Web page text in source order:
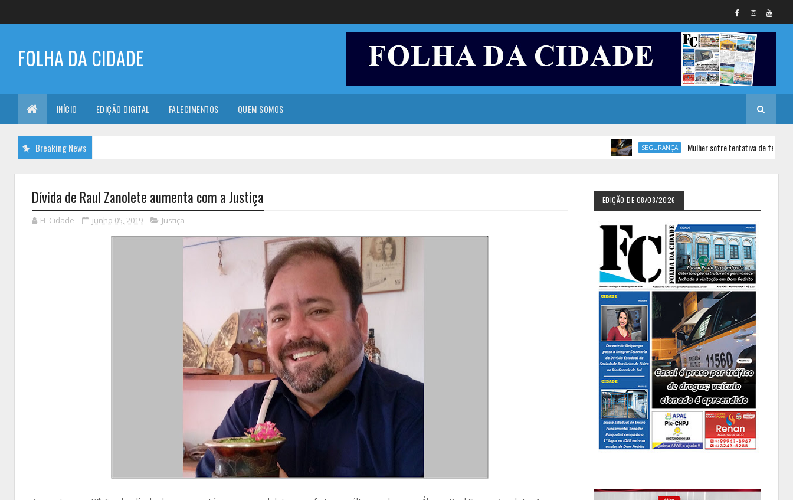
FOLHA DA CIDADE
INÍCIO EDIÇÃO DIGITAL FALECIMENTOS QUEM SOMOS
Breaking News SEGURANÇA Mulher sofre tentativa de feminicídio em
Dívida de Raul Zanolete aumenta com a Justiça
FL Cidade junho 05, 2019 Justiça
EDIÇÃO DE 08/08/2026